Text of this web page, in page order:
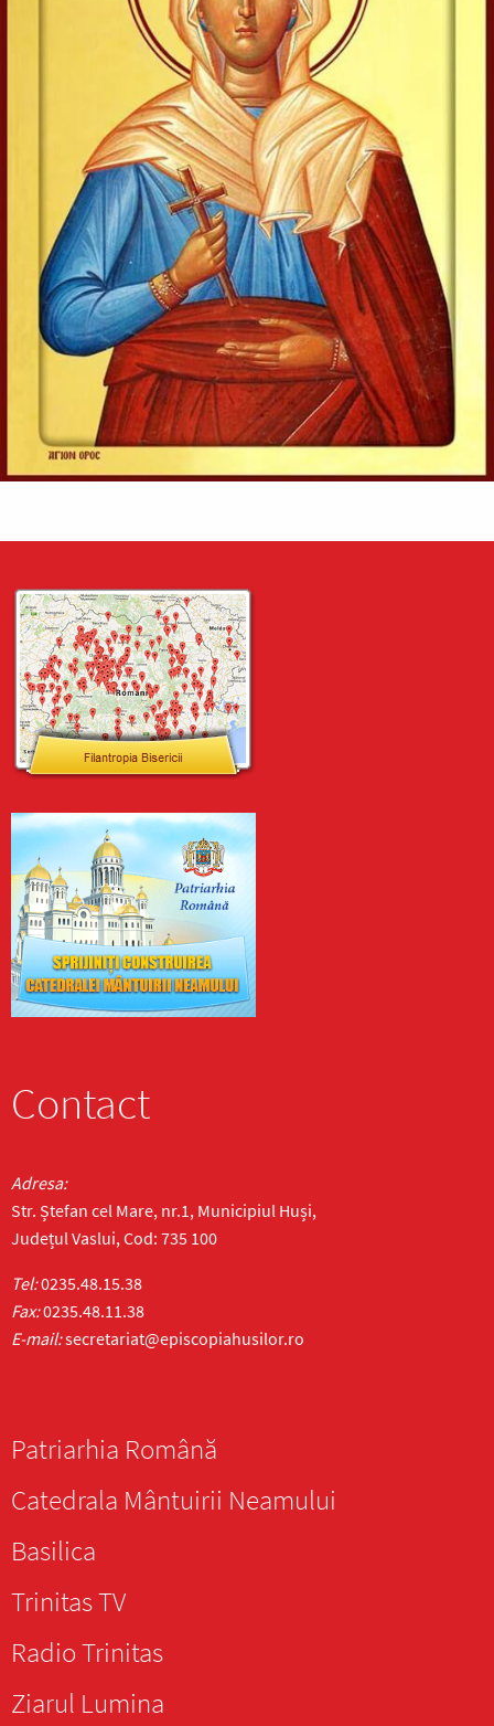
Contact
Adresa:
Str. Ștefan cel Mare, nr.1, Municipiul Huși,
Județul Vaslui, Cod: 735 100
Tel:0235.48.15.38
Fax:0235.48.11.38
E-mail:secretariat@episcopiahusilor.ro
Patriarhia Română
Catedrala Mântuirii Neamului
Basilica
Trinitas TV
Radio Trinitas
Ziarul Lumina